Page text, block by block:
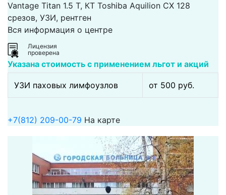
Vantage Titan 1.5 Т, КТ Toshiba Aquilion CX 128
срезов, УЗИ, рентген
Вся информация о центре
Лицензия
проверена
Указана стоимость с применением льгот и акций
УЗИ паховых лимфоузлов от 500 pуб.
+7(812) 209-00-79 На карте